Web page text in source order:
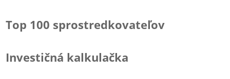
Top 100 sprostredkovateľov
Investičná kalkulačka